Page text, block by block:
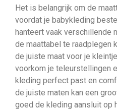
Het is belangrijk om de
voordat je babykleding
hanteert vaak verschillende
de maattabel te raadplegen
de juiste maat voor je
voorkom je teleurstellingen
kleding perfect past en
de juiste maten kan een
goed de kleding aansluit op